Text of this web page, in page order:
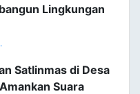
Lingkungan
Satlinmas di Desa
Suara